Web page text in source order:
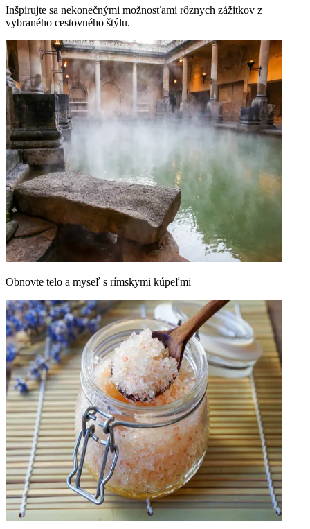
Inšpirujte sa nekonečnými možnosťami rôznych zážitkov z
vybraného cestovného štýlu.
Obnovte telo a myseľ s rímskymi kúpeľmi